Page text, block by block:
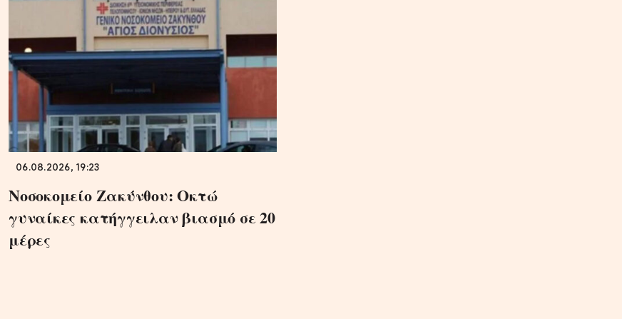
06.08.2026, 19:23
Νοσοκομείο Ζακύνθου: Οκτώ
γυναίκες κατήγγειλαν βιασμό σε 20
μέρες